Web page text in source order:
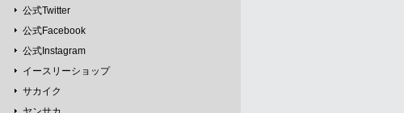
公式Twitter
公式Facebook
公式Instagram
イースリーショップ
サカイク